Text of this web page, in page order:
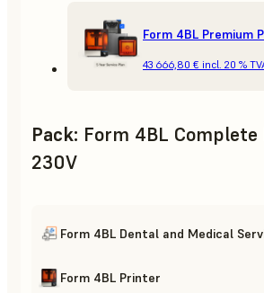
Form 4BL Premium
43 666,80 € incl. 20 %
Pack: Form 4BL Complete
230V
Form 4BL Dental and Medical
Form 4BL Printer